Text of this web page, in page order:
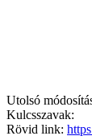
Utolsó
Kulcsszavak:
Rövid link: